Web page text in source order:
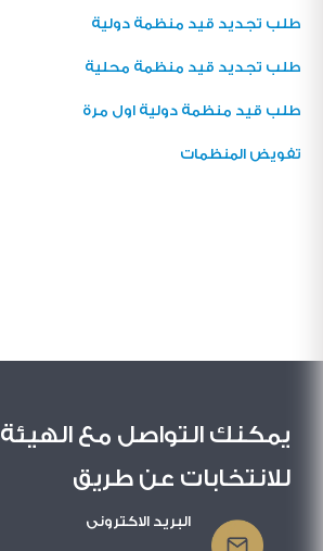
طلب تجديد قيد منظمة دولية
طلب تجديد قيد منظمة محلية
طلب قيد منظمة دولية اول مرة
تفويض المنظمات
يمكنك التواصل مع
للانتخابات عن طريق
البريد الاكترونى